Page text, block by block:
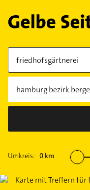
Umkreis: 0 km